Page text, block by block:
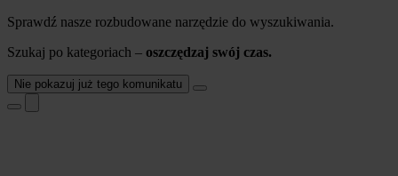
Sprawdź nasze rozbudowane narzędzie do wyszukiwania.
Szukaj po kategoriach – oszczędzaj swój czas.
Nie pokazuj już tego komunikatu